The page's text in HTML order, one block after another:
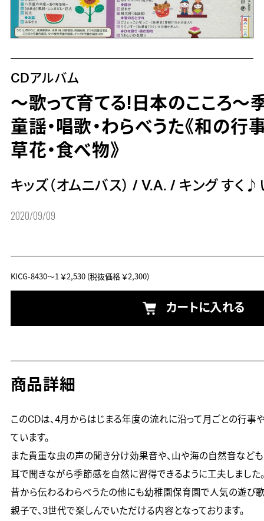
CDアルバム
～歌って育てる!日本のこころ～
童謡・唱歌・わらべうた《和の行
草花・食べ物》
キッズ（オムニバス） / V.A. / キング すく♪
2020/09/09
KICG-8430～1￥2,530(税抜価格 ￥2,300)
カートに入れる
商品詳細
このCDは、4月からはじまる年度の流れに沿って月ごとの行事
ています。
また貴重な虫の声の聞き分け効果音や、山や海の自然音なども
耳で聞きながら季節感を自然に習得できるように工夫しました
昔から伝わるわらべうたの他にも幼稚園保育園で人気の遊び歌
親子で、3世代で楽しんでいただける内容となっております。